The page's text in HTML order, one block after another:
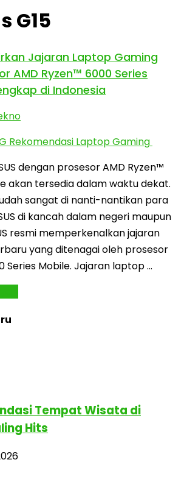
G15
Jajaran Laptop Gaming
AMD Ryzen™ 6000 Series
di Indonesia
dengan prosesor AMD Ryzen™
akan tersedia dalam waktu dekat.
sangat di nanti-nantikan para
di kancah dalam negeri maupun
resmi memperkenalkan jajaran
yang ditenagai oleh prosesor
Series Mobile. Jajaran laptop …
Tempat Wisata di
Hits